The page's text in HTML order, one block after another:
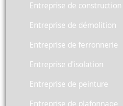
Entreprise de construction
Entreprise de démolition
Entreprise de ferronnerie
Entreprise d'isolation
Entreprise de peinture
Entreprise de plafonnage